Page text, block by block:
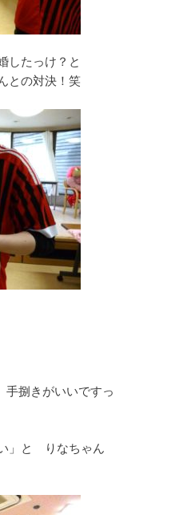
したっけ？と
との対決！笑
手捌きがいいですっ
」と りなちゃん